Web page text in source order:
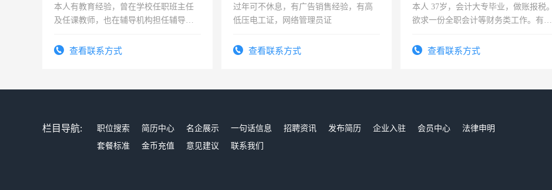
本人有教育经验，曾在学校任职班主任
及任课教师，也在辅导机构担任辅导教
查看联系方式
过年可不休息，有广告销售经验，有高
低压电工证，网络管理员证
查看联系方式
本人 37岁，会计大专毕业，做账报税。
欲求一份全职会计等财务类工作。有会
查看联系方式
栏目导航: 职位搜索 简历中心 名企展示 一句话信息 招聘资讯 发布简历 企业入驻 会员中心
法律申明
套餐标准
金币充值 意见建议 联系我们